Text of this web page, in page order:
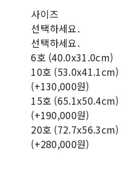
사이즈
선택하세요.
선택하세요.
6호 (40.0x31.0cm)
10호 (53.0x41.1cm)
(+130,000원)
15호 (65.1x50.4cm)
(+190,000원)
20호 (72.7x56.3cm)
(+280,000원)